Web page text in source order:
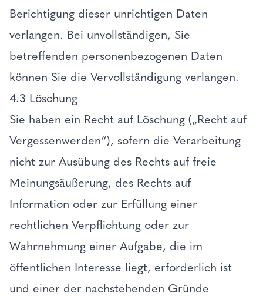
Berichtigung dieser unrichtigen Daten
verlangen. Bei unvollständigen, Sie
betreffenden personenbezogenen Daten
können Sie die Vervollständigung verlangen.
4.3 Löschung
Sie haben ein Recht auf Löschung („Recht auf
Vergessenwerden“), sofern die Verarbeitung
nicht zur Ausübung des Rechts auf freie
Meinungsäußerung, des Rechts auf
Information oder zur Erfüllung einer
rechtlichen Verpflichtung oder zur
Wahrnehmung einer Aufgabe, die im
öffentlichen Interesse liegt, erforderlich ist
und einer der nachstehenden Gründe